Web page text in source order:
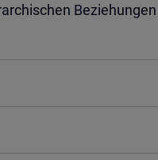
Be­zie­hun­gen